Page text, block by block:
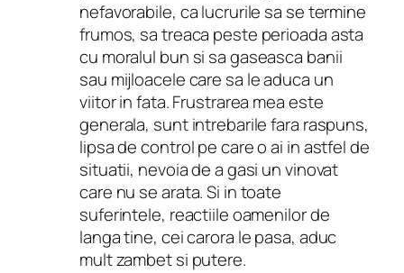
nefavorabile, ca lucrurile sa se termine
frumos, sa treaca peste perioada asta
cu moralul bun si sa gaseasca banii
sau mijloacele care sa le aduca un
viitor in fata. Frustrarea mea este
generala, sunt intrebarile fara raspuns,
lipsa de control pe care o ai in astfel de
situatii, nevoia de a gasi un vinovat
care nu se arata. Si in toate
suferintele, reactiile oamenilor de
langa tine, cei carora le pasa, aduc
mult zambet si putere.